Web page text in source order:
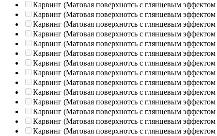
Карвинг (Матовая поверхнотсь с глянцевым эффектом
Карвинг (Матовая поверхнотсь с глянцевым эффектом
Карвинг (Матовая поверхнотсь с глянцевым эффектом
Карвинг (Матовая поверхнотсь с глянцевым эффектом
Карвинг (Матовая поверхнотсь с глянцевым эффектом
Карвинг (Матовая поверхнотсь с глянцевым эффектом
Карвинг (Матовая поверхнотсь с глянцевым эффектом
Карвинг (Матовая поверхнотсь с глянцевым эффектом
Карвинг (Матовая поверхнотсь с глянцевым эффектом
Карвинг (Матовая поверхнотсь с глянцевым эффектом
Карвинг (Матовая поверхнотсь с глянцевым эффектом
Карвинг (Матовая поверхнотсь с глянцевым эффектом
Карвинг (Матовая поверхнотсь с глянцевым эффектом
Карвинг (Матовая поверхнотсь с глянцевым эффектом